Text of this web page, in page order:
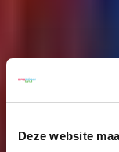
Deze website